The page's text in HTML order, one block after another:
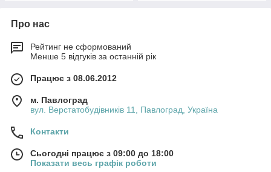
Про нас
Рейтинг не сформований
Менше 5 відгуків за останній рік
Працює з 08.06.2012
м. Павлоград
вул. Верстатобудівників 11, Павлоград, Україна
Контакти
Сьогодні працює з 09:00 до 18:00
Показати весь графік роботи